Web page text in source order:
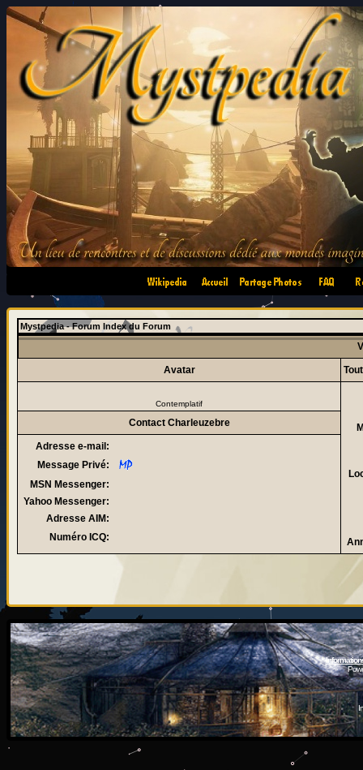
•
Mystpedia - Forum Index du Forum
Avatar
Contemplatif
Contact Charleuzebre
Adresse e-mail:
Message Privé:
MSN Messenger:
Yahoo Messenger:
Adresse AIM:
Numéro ICQ: